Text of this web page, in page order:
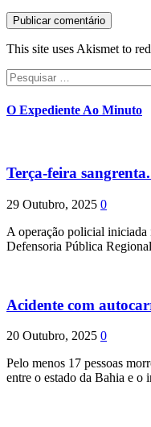
This site uses Akismet to
Pesquisar
por:
O Expediente Ao Minuto
Terça-feira
29 Outubro, 2025 0
A operação policial iniciada
Defensoria Pública
Acidente com
20 Outubro, 2025 0
Pelo menos 17 pessoas
entre o estado da Bahia e o